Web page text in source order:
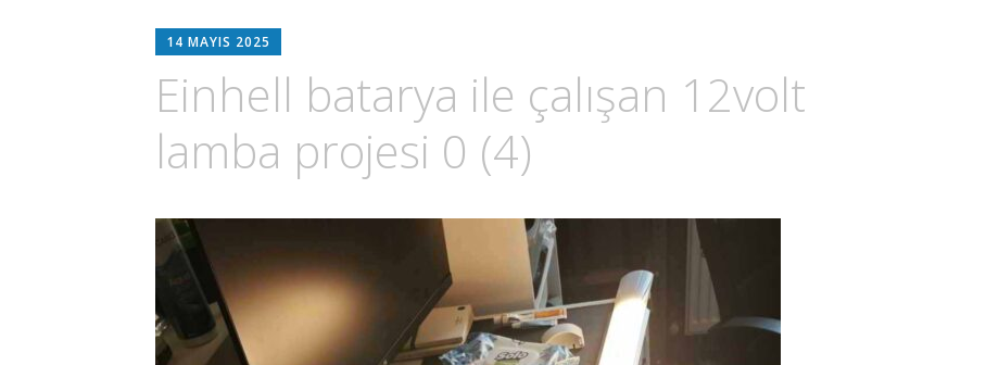
14 MAYIS 2025
Einhell batarya ile çalışan 12volt
lamba projesi 0 (4)